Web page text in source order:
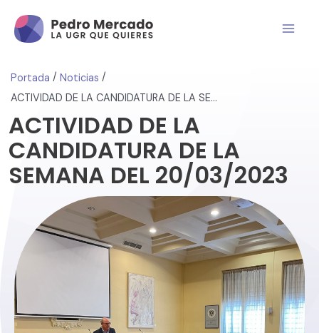
Portada / Noticias /
ACTIVIDAD DE LA CANDIDATURA DE LA SEMANA DEL 20/03/2023
ACTIVIDAD DE LA
CANDIDATURA DE LA
SEMANA DEL 20/03/2023